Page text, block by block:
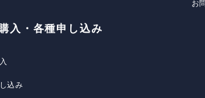
入・各種申し込み
込み
お